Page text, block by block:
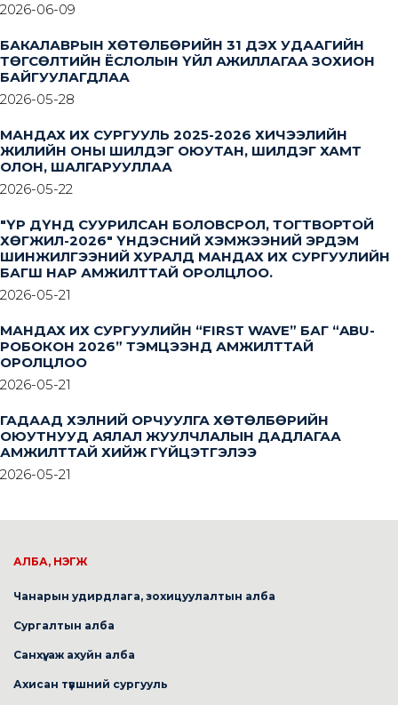
2026-06-09
БАКАЛАВРЫН ХӨТӨЛБӨРИЙН 31 ДЭХ УДААГИЙН
ТӨГСӨЛТИЙН ЁСЛОЛЫН ҮЙЛ АЖИЛЛАГАА ЗОХИОН
БАЙГУУЛАГДЛАА
2026-05-28
МАНДАХ ИХ СУРГУУЛЬ 2025-2026 ХИЧЭЭЛИЙН
ЖИЛИЙН ОНЫ ШИЛДЭГ ОЮУТАН, ШИЛДЭГ ХАМТ
ОЛОН, ШАЛГАРУУЛЛАА
2026-05-22
"ҮР ДҮНД СУУРИЛСАН БОЛОВСРОЛ, ТОГТВОРТОЙ
ХӨГЖИЛ-2026" ҮНДЭСНИЙ ХЭМЖЭЭНИЙ ЭРДЭМ
ШИНЖИЛГЭЭНИЙ ХУРАЛД МАНДАХ ИХ СУРГУУЛИЙН
БАГШ НАР АМЖИЛТТАЙ ОРОЛЦЛОО.
2026-05-21
МАНДАХ ИХ СУРГУУЛИЙН “FIRST WAVE” БАГ “ABU-
РОБОКОН 2026” ТЭМЦЭЭНД АМЖИЛТТАЙ
ОРОЛЦЛОО
2026-05-21
ГАДААД ХЭЛНИЙ ОРЧУУЛГА ХӨТӨЛБӨРИЙН
ОЮУТНУУД АЯЛАЛ ЖУУЛЧЛАЛЫН ДАДЛАГАА
АМЖИЛТТАЙ ХИЙЖ ГҮЙЦЭТГЭЛЭЭ
2026-05-21
АЛБА, НЭГЖ
Чанарын удирдлага, зохицуулалтын алба
Сургалтын алба
Санхүү, аж ахуйн алба
Ахисан түвшний сургууль